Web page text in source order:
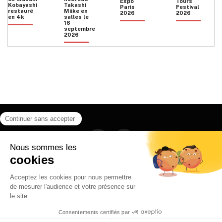
Kobayashi
restauré
en 4k
Takashi
Miike en
salles le
16
septembre
2026
Paris
2026
Festival
2026
Instagram
CONTACT
POLITIQUE DE CONFIDENTIALITÉ
© 2026 Ilyfunet communication